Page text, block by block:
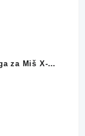
za Miš X-